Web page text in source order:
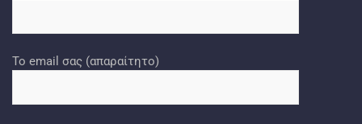
Το email σας (απαραίτητο)